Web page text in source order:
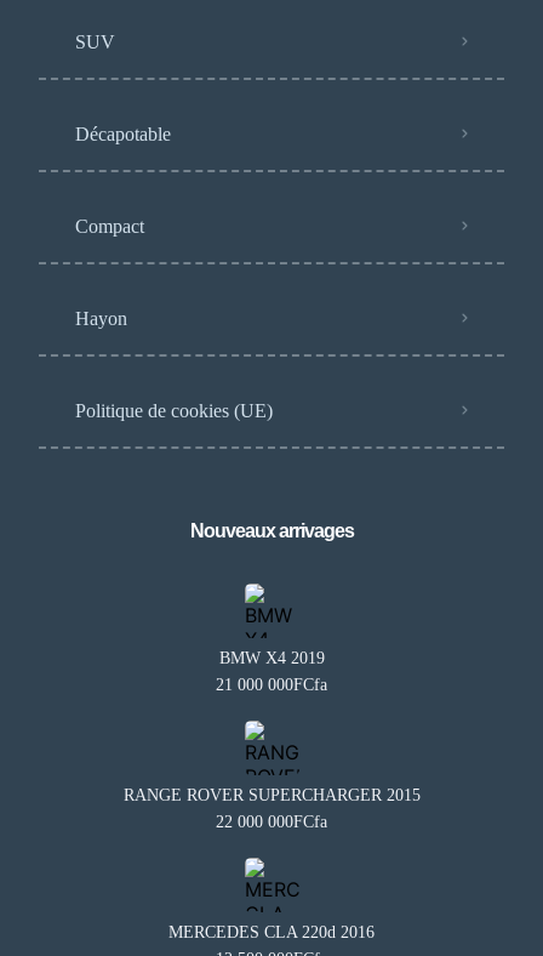
SUV
Décapotable
Compact
Hayon
Politique de cookies (UE)
Nouveaux arrivages
BMW X4 2019
21 000 000FCfa
RANGE ROVER SUPERCHARGER 2015
22 000 000FCfa
MERCEDES CLA 220d 2016
Besoin d'aide?
Questions fréquentes